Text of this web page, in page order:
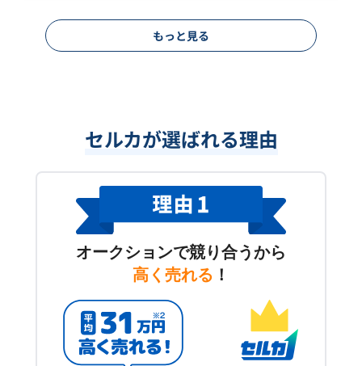
もっと見る
セルカが選ばれる理由
オークションで競り合うから
高く売れる ！